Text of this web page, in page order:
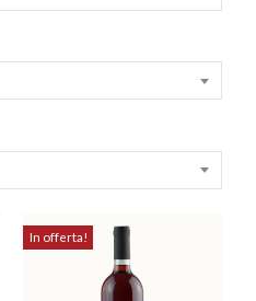
In offerta!